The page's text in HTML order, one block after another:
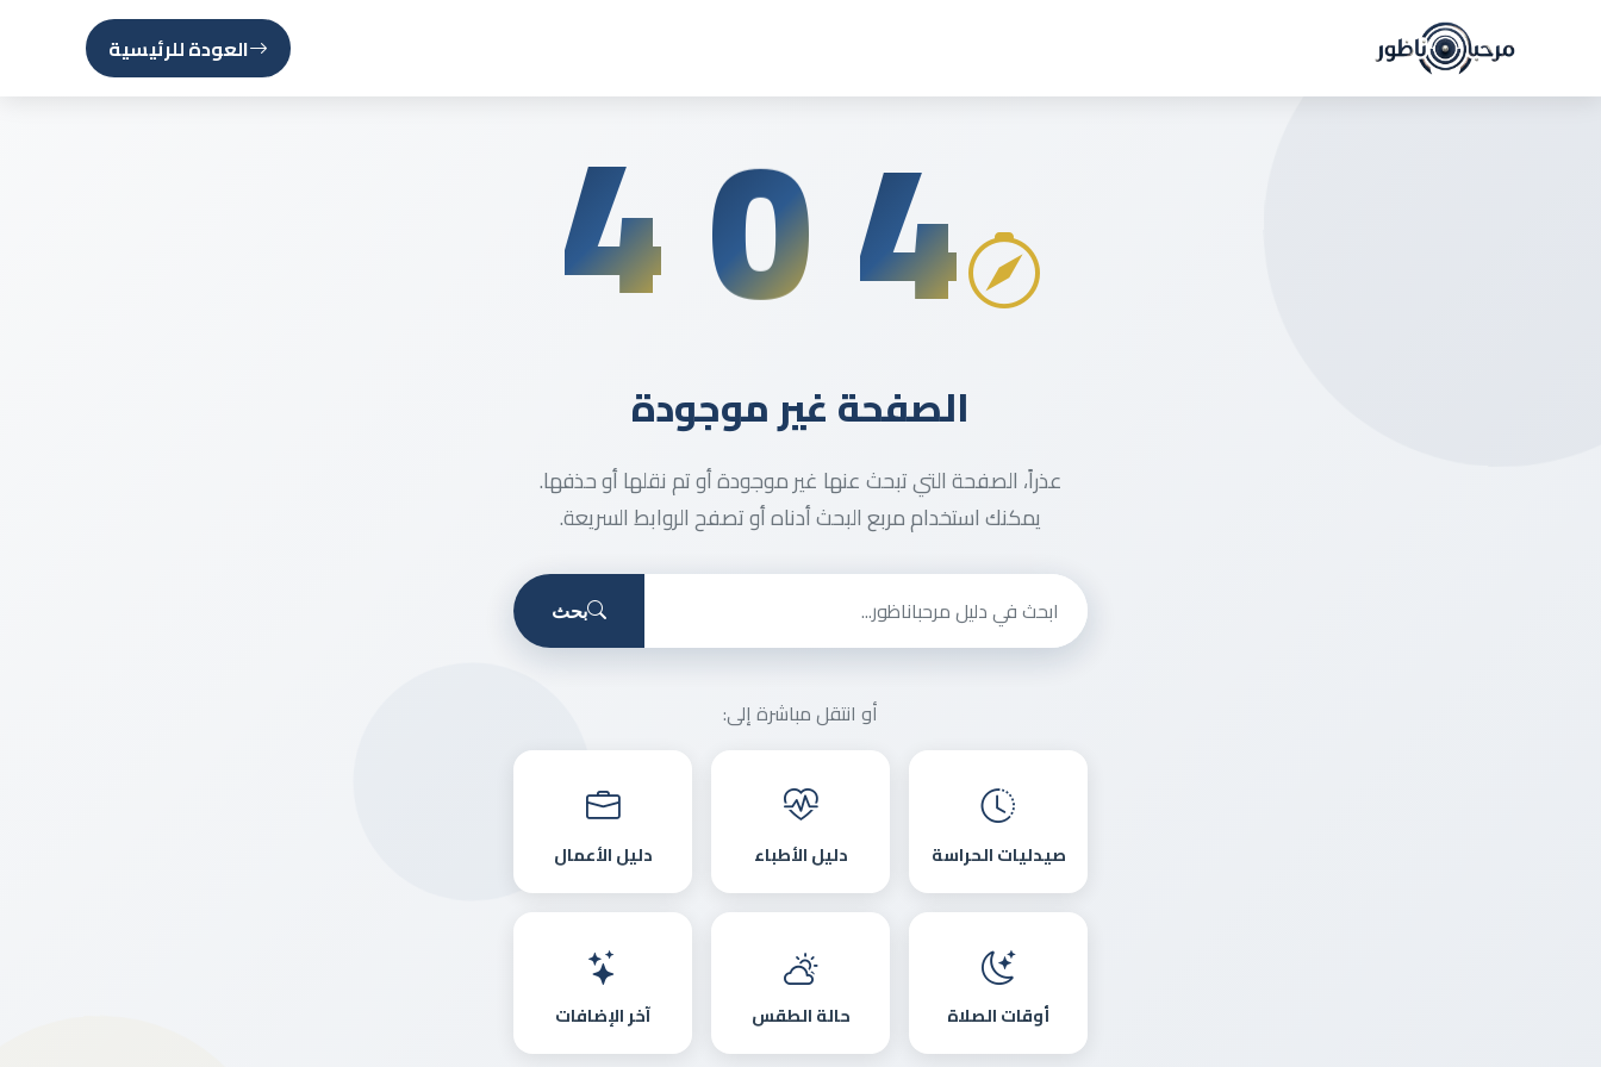
العودة للرئيسية
4
0
4
الصفحة غير موجودة
عذراً، الصفحة التي تبحث عنها غير موجودة أو تم نقلها أو حذفها.
يمكنك استخدام مربع البحث أدناه أو تصفح الروابط السريعة.
بحث
أو انتقل مباشرة إلى:
صيدليات الحراسة دليل الأطباء دليل الأعمال
أوقات الصلاة حالة الطقس آخر الإضافات